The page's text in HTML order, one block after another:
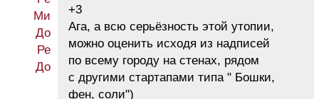
+3
Ага, а всю серьёзность этой утопии,
можно оценить исходя из надписей
по всему городу на стенах, рядом
с другими стартапами типа " Бошки,
фен, соли")